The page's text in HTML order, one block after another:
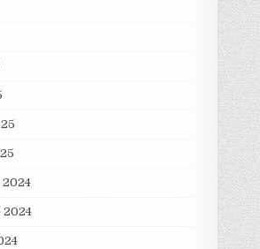
2024